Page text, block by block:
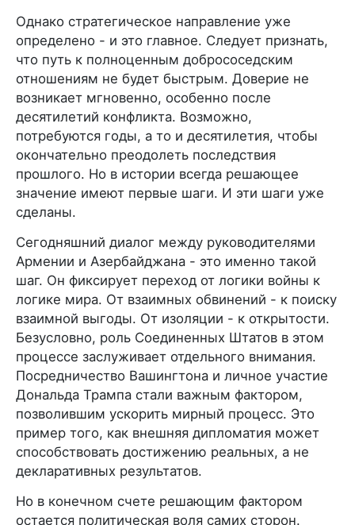
Однако стратегическое направление уже
определено - и это главное. Следует признать,
что путь к полноценным добрососедским
отношениям не будет быстрым. Доверие не
возникает мгновенно, особенно после
десятилетий конфликта. Возможно,
потребуются годы, а то и десятилетия, чтобы
окончательно преодолеть последствия
прошлого. Но в истории всегда решающее
значение имеют первые шаги. И эти шаги уже
сделаны.
Сегодняшний диалог между руководителями
Армении и Азербайджана - это именно такой
шаг. Он фиксирует переход от логики войны к
логике мира. От взаимных обвинений - к поиску
взаимной выгоды. От изоляции - к открытости.
Безусловно, роль Соединенных Штатов в этом
процессе заслуживает отдельного внимания.
Посредничество Вашингтона и личное участие
Дональда Трампа стали важным фактором,
позволившим ускорить мирный процесс. Это
пример того, как внешняя дипломатия может
способствовать достижению реальных, а не
декларативных результатов.
Но в конечном счете решающим фактором
остается политическая воля самих сторон.